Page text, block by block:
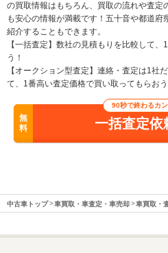
の買取情報はもちろん、買取の流れや査定
も安心の情報が満載です！五十音や都道府
紹介することもできます。
【一括査定】数社の見積もりを比較して
う！
【オークション型査定】連絡・査定は1社
て、1番高い査定価格で買い取ってもらおう
無
料
90秒で終わるカ
一括査定依
中古車トップ 車買取・車査定・車売却 車買取・